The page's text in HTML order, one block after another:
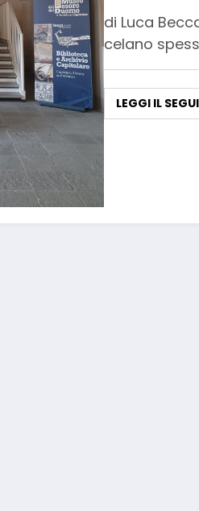
di Luca
celano
LEGGI IL